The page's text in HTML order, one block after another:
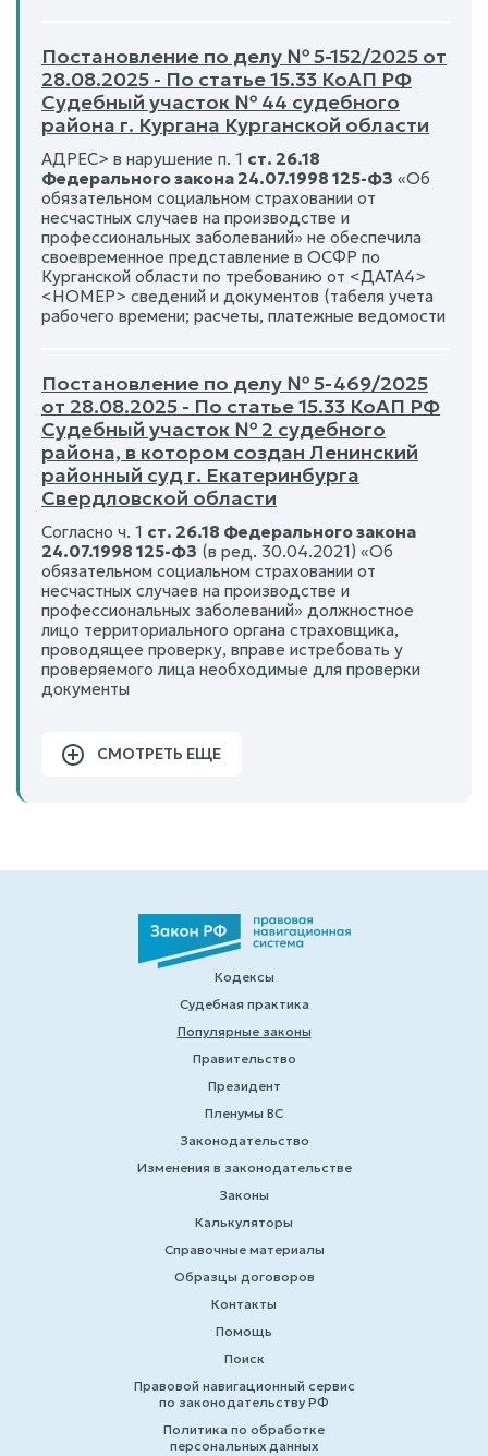
Постановление по делу № 5-152/2025 от
28.08.2025 - По статье 15.33 КоАП РФ
Судебный участок № 44 судебного
района г. Кургана Курганской области
АДРЕС> в нарушение п. 1 ст. 26.18
Федерального закона 24.07.1998 125-ФЗ «Об
обязательном социальном страховании от
несчастных случаев на производстве и
профессиональных заболеваний» не обеспечила
своевременное представление в ОСФР по
Курганской области по требованию от <ДАТА4>
<НОМЕР> сведений и документов (табеля учета
рабочего времени; расчеты, платежные ведомости
Постановление по делу № 5-469/2025
от 28.08.2025 - По статье 15.33 КоАП РФ
Судебный участок № 2 судебного
района, в котором создан Ленинский
районный суд г. Екатеринбурга
Свердловской области
Согласно ч. 1 ст. 26.18 Федерального закона
24.07.1998 125-ФЗ (в ред. 30.04.2021) «Об
обязательном социальном страховании от
несчастных случаев на производстве и
профессиональных заболеваний» должностное
лицо территориального органа страховщика,
проводящее проверку, вправе истребовать у
проверяемого лица необходимые для проверки
документы
СМОТРЕТЬ ЕЩЕ
Кодексы
Судебная практика
Популярные законы
Правительство
Президент
Пленумы ВС
Законодательство
Изменения в законодательстве
Законы
Калькуляторы
Справочные материалы
Образцы договоров
Контакты
Помощь
Поиск
Правовой навигационный сервис
по законодательству РФ
Политика по обработке
персональных данных